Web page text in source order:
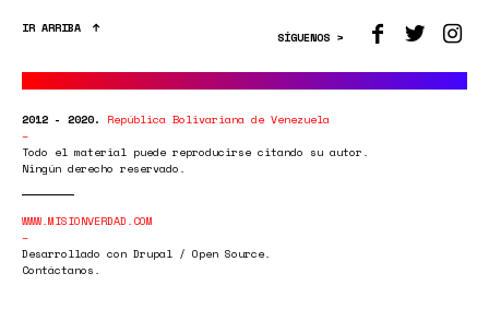
IR ARRIBA
SÍGUENOS >
2012 - 2020. República Bolivariana de Venezuela
Todo el material puede reproducirse citando su autor.
Ningún derecho reservado.
WWW.MISIONVERDAD.COM
Desarrollado con Drupal / Open Source.
Contáctanos.